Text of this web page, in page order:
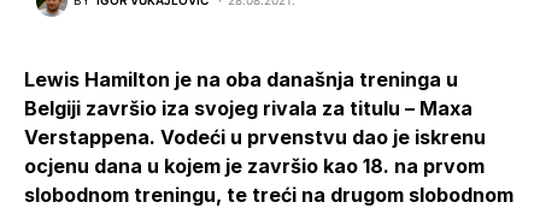
Lewis Hamilton je na oba današnja treninga u
Belgiji završio iza svojeg rivala za titulu – Maxa
Verstappena. Vodeći u prvenstvu dao je iskrenu
ocjenu dana u kojem je završio kao 18. na prvom
slobodnom treningu, te treći na drugom slobodnom